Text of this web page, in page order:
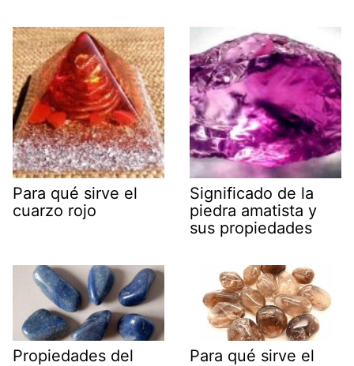
Para qué sirve el
cuarzo rojo
Significado de la
piedra amatista y
sus propiedades
Propiedades del
Para qué sirve el